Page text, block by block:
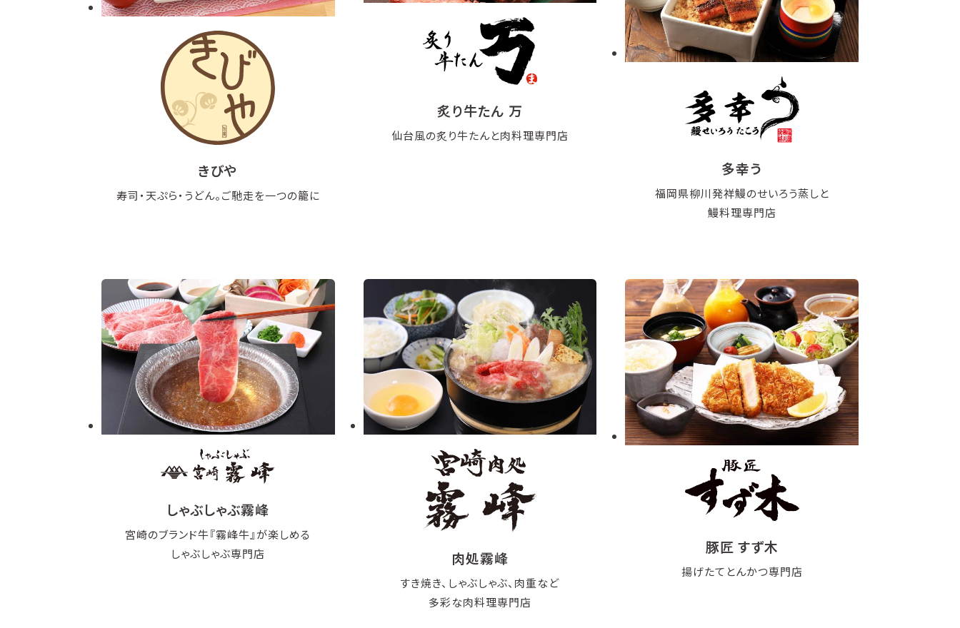
きびや
寿司・天ぷら・うどん。ご馳走を一つの籠に
炙り牛たん 万
仙台風の炙り牛たんと肉料理専門店
多幸う
福岡県柳川発祥鰻のせいろう蒸しと
鰻料理専門店
しゃぶしゃぶ霧峰
宮崎のブランド牛『霧峰牛』が楽しめる
しゃぶしゃぶ専門店
肉処霧峰
すき焼き、しゃぶしゃぶ、肉重など
多彩な肉料理専門店
豚匠 すず木
揚げたてとんかつ専門店